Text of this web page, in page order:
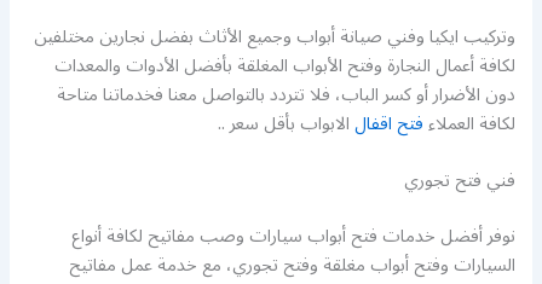
وتركيب ايكيا وفني صيانة أبواب وجميع الأثاث بفضل نجارين مختلفين
لكافة أعمال النجارة وفتح الأبواب المغلقة بأفضل الأدوات والمعدات
دون الأضرار أو كسر الباب، فلا تتردد بالتواصل معنا فخدماتنا متاحة
لكافة العملاءفتح اقفالالابواب بأقل سعر ..
فني فتح تجوري
نوفر أفضل خدمات فتح أبواب سيارات وصب مفاتيح لكافة أنواع
السيارات وفتح أبواب مغلقة وفتح تجوري، مع خدمة عمل مفاتيح